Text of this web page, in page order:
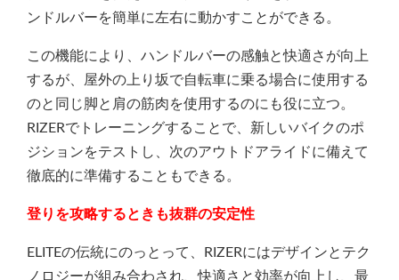
ンドルバーを簡単に左右に動かすことができる。
この機能により、ハンドルバーの感触と快適さが向上
するが、屋外の上り坂で自転車に乗る場合に使用する
のと同じ脚と肩の筋肉を使用するのにも役に立つ。
RIZERでトレーニングすることで、新しいバイクのポ
ジションをテストし、次のアウトドアライドに備えて
徹底的に準備することもできる。
登りを攻略するときも抜群の安定性
ELITEの伝統にのっとって、RIZERにはデザインとテク
ノロジーが組み合わされ、快適さと効率が向上し、最